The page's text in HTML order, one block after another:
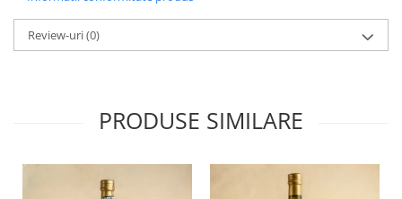
Review-uri(0)
PRODUSE SIMILARE